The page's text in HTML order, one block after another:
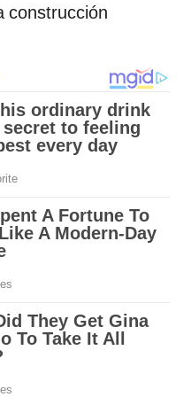
construcción